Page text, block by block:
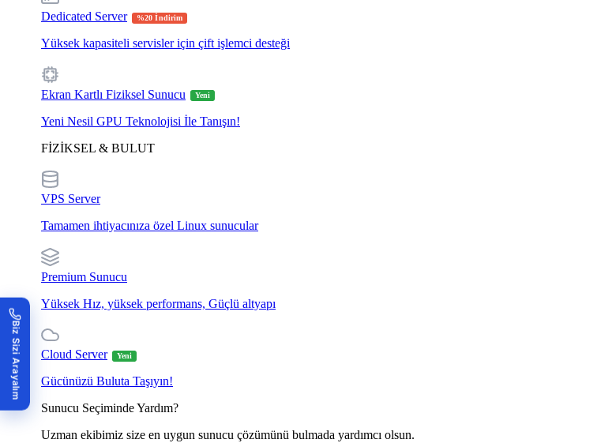
Dedicated Server %20 İndirim
Yüksek kapasiteli servisler için çift işlemci desteği
Ekran Kartlı Fiziksel Sunucu Yeni
Yeni Nesil GPU Teknolojisi İle Tanışın!
FİZİKSEL & BULUT
VPS Server
Tamamen ihtiyacınıza özel Linux sunucular
Premium Sunucu
Yüksek Hız, yüksek performans, Güçlü altyapı
Cloud Server Yeni
Gücünüzü Buluta Taşıyın!
Sunucu Seçiminde Yardım?
Uzman ekibimiz size en uygun sunucu çözümünü bulmada yardımcı olsun.
Biz Sizi Arayalım